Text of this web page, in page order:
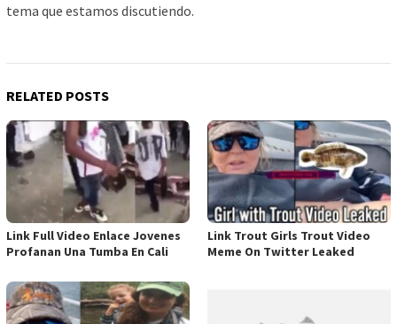
tema que estamos discutiendo.
RELATED POSTS
Link Full Video Enlace Jovenes
Profanan Una Tumba En Cali
Link Trout Girls Trout Video
Meme On Twitter Leaked